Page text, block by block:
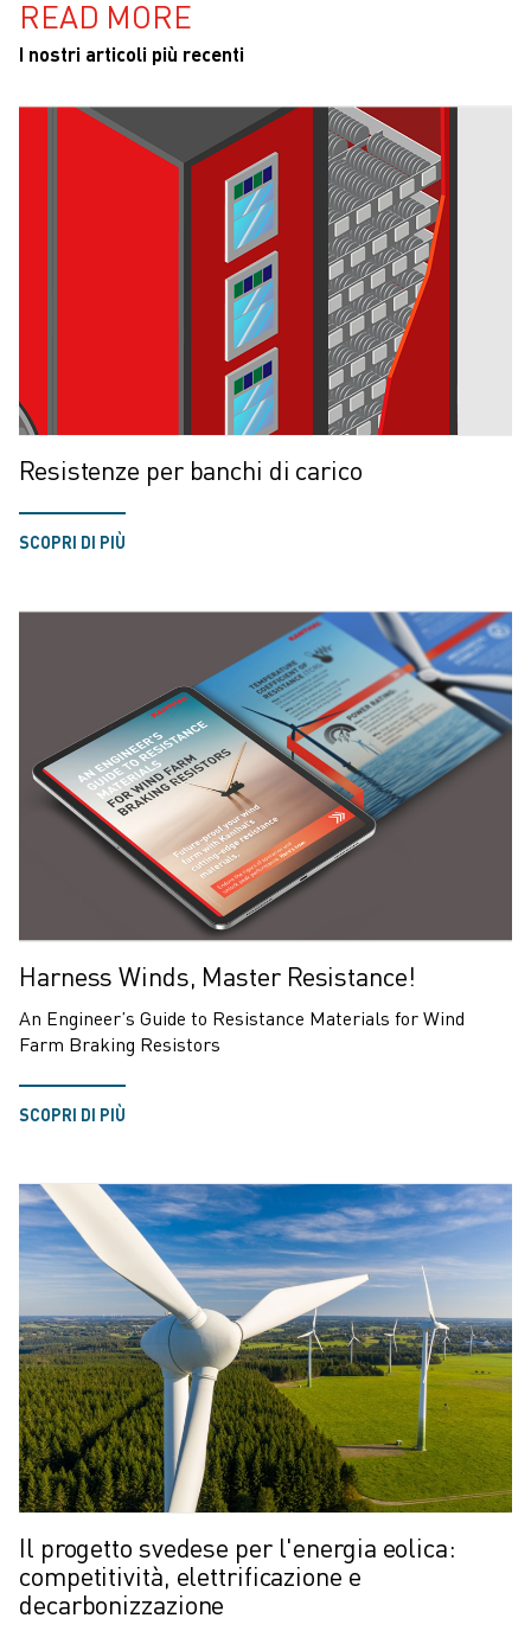
READ MORE
I nostri articoli più recenti
Resistenze per banchi di carico
SCOPRI DI PIÙ
Harness Winds, Master Resistance!
An Engineer’s Guide to Resistance Materials for Wind
Farm Braking Resistors
SCOPRI DI PIÙ
Il progetto svedese per l'energia eolica:
competitività, elettrificazione e
decarbonizzazione